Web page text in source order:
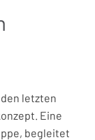
letzten
Eine
begleitet